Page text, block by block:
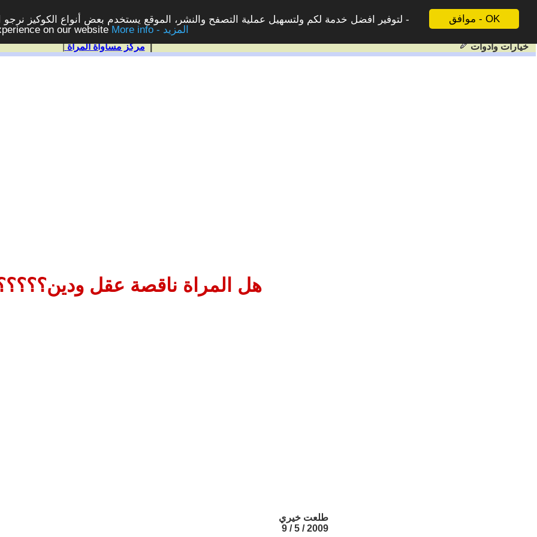
موافق - OK
لتوفير افضل خدمة لكم ولتسهيل عملية التصفح والنشر، الموقع يستخدم بعض أنواع الكوكيز
on our website
More info - المزيد
| مركز مساواة المرأة| خيارات وادوات
هل المراة ناقصة عقل
طلعت خيري
2009 / 5 / 9